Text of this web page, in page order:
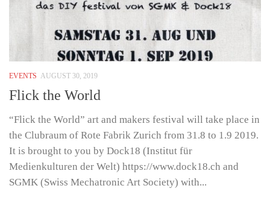
EVENTS AUGUST 30, 2019
Flick the World
“Flick the World” art and makers festival will take place in
the Clubraum of Rote Fabrik Zurich from 31.8 to 1.9 2019.
It is brought to you by Dock18 (Institut für
Medienkulturen der Welt) https://www.dock18.ch and
SGMK (Swiss Mechatronic Art Society) with...